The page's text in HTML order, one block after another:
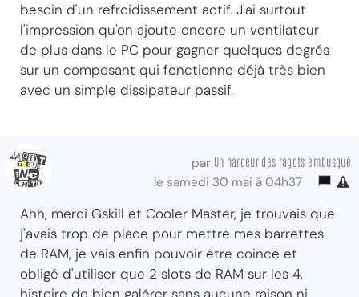
besoin d'un refroidissement actif. J'ai surtout
l'impression qu'on ajoute encore un ventilateur
de plus dans le PC pour gagner quelques degrés
sur un composant qui fonctionne déjà très bien
avec un simple dissipateur passif.
par Un hardeur des ragots embusqué
le samedi 30 mai à 04h37
Ahh, merci Gskill et Cooler Master, je trouvais que
j'avais trop de place pour mettre mes barrettes
de RAM, je vais enfin pouvoir être coincé et
obligé d'utiliser que 2 slots de RAM sur les 4,